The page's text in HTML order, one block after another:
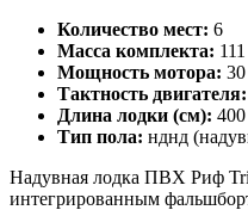
Количество мест: 6
Масса комплекта: 111
Мощность мотора: 30
Тактность двигателя:
Длина лодки (см): 400
Тип пола: нднд
Надувная лодка ПВХ Риф
интегрированным